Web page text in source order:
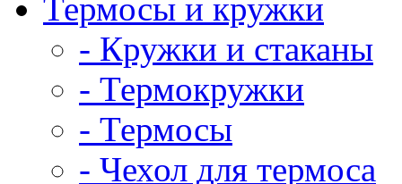
Термосы и кружки
- Кружки и стаканы
- Термокружки
- Термосы
- Чехол для термоса